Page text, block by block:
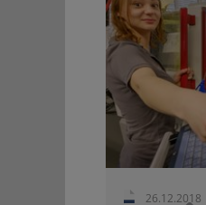
26.12.2018